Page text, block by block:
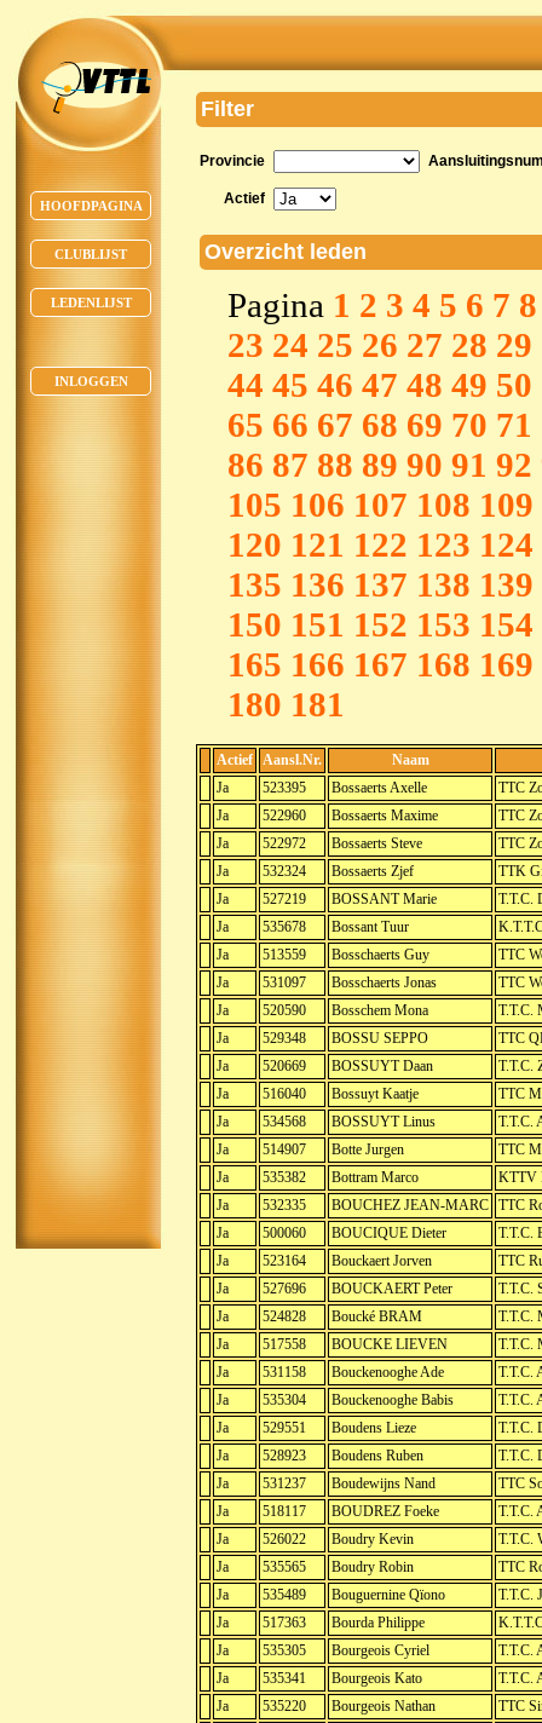
HOOFDPAGINA
CLUBLIJST
LEDENLIJST
INLOGGEN
Filter
Provincie
Actief
Overzicht leden
Pagina 1 2 3 4 5 6 7 8
23 24 25 26 27 28 29
44 45 46 47 48 49 50
65 66 67 68 69 70 71
86 87 88 89 90 91 92
105 106 107 108 109
120 121 122 123 124
135 136 137 138 139
150 151 152 153 154
165 166 167 168 169
180 181
Actief Aansl.Nr.
Naam
Ja
523395 Bossaerts Axelle
TTC
Ja
522960 Bossaerts Maxime
TTC
Ja
522972 Bossaerts Steve
TTC
Ja
532324 Bossaerts Zjef
TTK
Ja
527219 BOSSANT Marie
T.T.C.
Ja
535678 Bossant Tuur
Ja
513559 Bosschaerts Guy
TTC
Ja
531097 Bosschaerts Jonas
TTC
Ja
520590 Bosschem Mona
T.T.C.
Ja
529348 BOSSU SEPPO
TTC
Ja
520669 BOSSUYT Daan
T.T.C.
Ja
516040 Bossuyt Kaatje
TTC
Ja
534568 BOSSUYT Linus
T.T.C.
Ja
514907 Botte Jurgen
TTC
Ja
535382 Bottram Marco
KTTV
Ja
532335 BOUCHEZ JEAN-MARC TTC
Ja
500060 BOUCIQUE Dieter
T.T.C.
Ja
523164 Bouckaert Jorven
TTC
Ja
527696 BOUCKAERT Peter
T.T.C.
Ja
524828 Boucké BRAM
T.T.C.
Ja
517558 BOUCKE LIEVEN
T.T.C.
Ja
531158 Bouckenooghe Ade
T.T.C.
Ja
535304 Bouckenooghe Babis
T.T.C.
Ja
529551 Boudens Lieze
T.T.C.
Ja
528923 Boudens Ruben
T.T.C.
Ja
531237 Boudewijns Nand
TTC
Ja
518117 BOUDREZ Foeke
T.T.C.
Ja
526022 Boudry Kevin
T.T.C.
Ja
535565 Boudry Robin
TTC
Ja
535489 Bouguernine Qïono
T.T.C.
Ja
517363 Bourda Philippe
Ja
535305 Bourgeois Cyriel
T.T.C.
Ja
535341 Bourgeois Kato
T.T.C.
Ja
535220 Bourgeois Nathan
TTC